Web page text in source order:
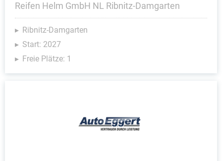
Reifen Helm GmbH NL Ribnitz-Damgarten
Ribnitz-Damgarten
Start: 2027
Freie Plätze: 1